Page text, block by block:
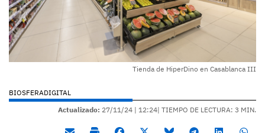
Tienda de HiperDino en Casablanca III
BIOSFERADIGITAL
Actualizado: 27/11/24 | 12:24| TIEMPO DE LECTURA: 3 MIN.